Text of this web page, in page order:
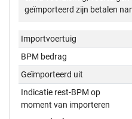
geïmporteerd zijn betalen
Importvoertuig
BPM bedrag
Geïmporteerd uit
Indicatie rest-BPM op
moment van importeren